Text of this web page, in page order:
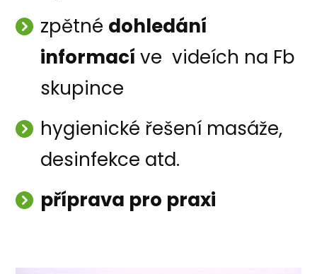
zpětné dohledání
informací ve videích na Fb
skupince
hygienické řešení masáže,
desinfekce atd.
příprava pro praxi